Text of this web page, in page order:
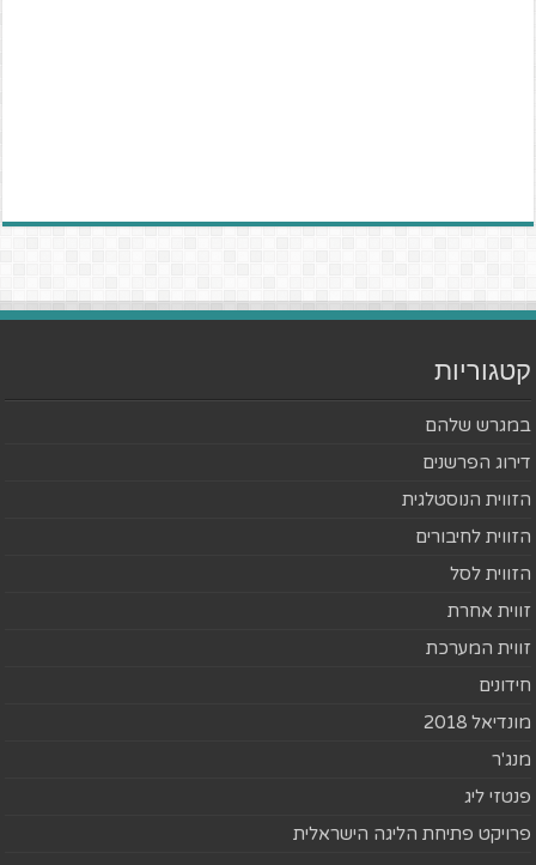
קטגוריות
במגרש שלהם
דירוג הפרשנים
הזווית הנוסטלגית
הזווית לחיבורים
הזווית לסל
זווית אחרת
זווית המערכת
חידונים
מונדיאל 2018
מנג'ר
פנטזי ליג
פרויקט פתיחת הליגה הישראלית